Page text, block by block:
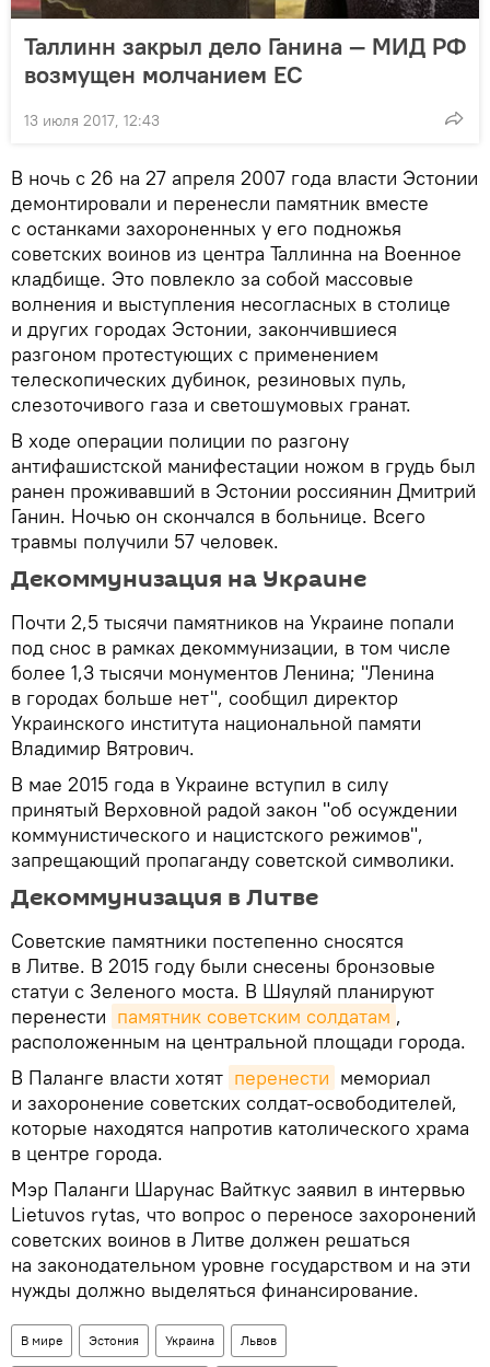
Таллинн закрыл дело Ганина — МИД РФ
возмущен молчанием ЕС
13 июля 2017, 12:43
В ночь с 26 на 27 апреля 2007 года власти Эстонии
демонтировали и перенесли памятник вместе
с останками захороненных у его подножья
советских воинов из центра Таллинна на Военное
кладбище. Это повлекло за собой массовые
волнения и выступления несогласных в столице
и других городах Эстонии, закончившиеся
разгоном протестующих с применением
телескопических дубинок, резиновых пуль,
слезоточивого газа и светошумовых гранат.
В ходе операции полиции по разгону
антифашистской манифестации ножом в грудь был
ранен проживавший в Эстонии россиянин Дмитрий
Ганин. Ночью он скончался в больнице. Всего
травмы получили 57 человек.
Декоммунизация на Украине
Почти 2,5 тысячи памятников на Украине попали
под снос в рамках декоммунизации, в том числе
более 1,3 тысячи монументов Ленина; "Ленина
в городах больше нет", сообщил директор
Украинского института национальной памяти
Владимир Вятрович.
В мае 2015 года в Украине вступил в силу
принятый Верховной радой закон "об осуждении
коммунистического и нацистского режимов",
запрещающий пропаганду советской символики.
Декоммунизация в Литве
Советские памятники постепенно сносятся
в Литве. В 2015 году были снесены бронзовые
статуи с Зеленого моста. В Шяуляй планируют
перенести памятник советским солдатам ,
расположенным на центральной площади города.
В Паланге власти хотят перенести мемориал
и захоронение советских солдат-освободителей,
которые находятся напротив католического храма
в центре города.
Мэр Паланги Шарунас Вайткус заявил в интервью
Lietuvos rytas, что вопрос о переносе захоронений
советских воинов в Литве должен решаться
на законодательном уровне государством и на эти
нужды должно выделяться финансирование.
В мире Эстония Украина Львов